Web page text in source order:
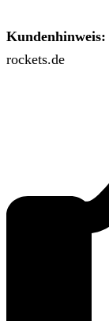
Kundenhinweis:
rockets.de